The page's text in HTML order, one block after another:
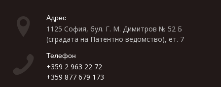
Адрес
1125 София, бул. Г. М. Димитров № 52 Б
(сградата на Патентно ведомство), ет. 7
Телефон
+359 2 963 22 72
+359 877 679 173